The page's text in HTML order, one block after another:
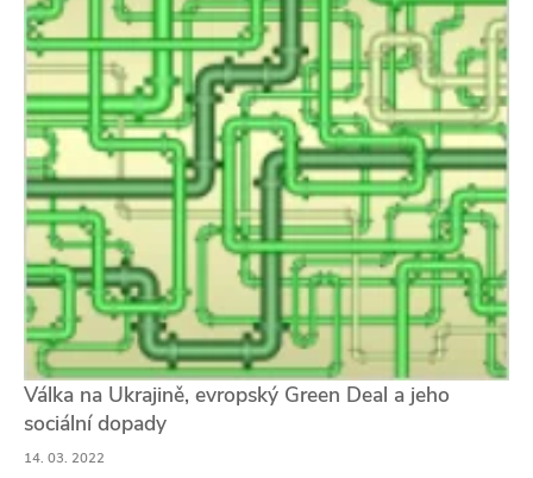
Válka na Ukrajině, evropský Green Deal a jeho
sociální dopady
14. 03. 2022